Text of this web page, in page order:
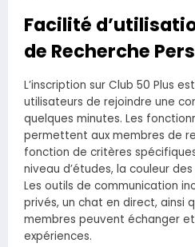
Facilité
de Recherche
L’inscription sur Club 50 Plus
utilisateurs de rejoindre une
quelques minutes. Les
permettent aux membres de
fonction de critères
niveau d’études, la couleur
Les outils de communication
privés, un chat en direct, ainsi
membres peuvent échanger
expériences.